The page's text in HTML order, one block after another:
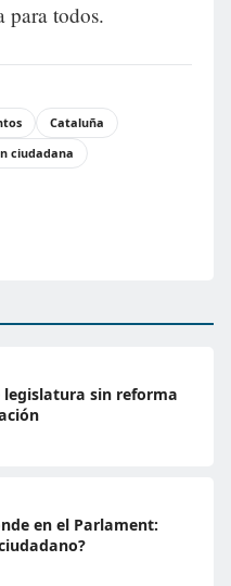
para todos.
Cataluña
ciudadana
legislatura sin reforma
en el Parlament: